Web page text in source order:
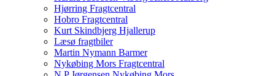
Hjørring Fragtcentral
Hobro Fragtcentral
Kurt Skindbjerg Hjallerup
Læsø fragtbiler
Martin Nymann Barmer
Nykøbing Mors Fragtcentral